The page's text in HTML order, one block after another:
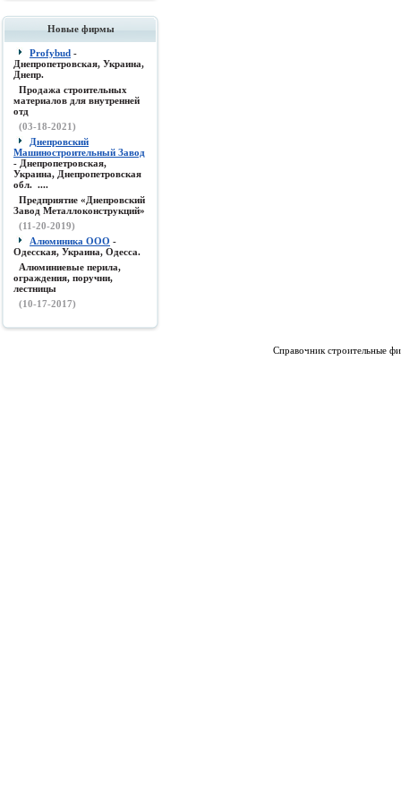
Новые фирмы
Profybud -
Днепропетровская, Украина,
Днепр.
Продажа строительных
материалов для внутренней
отд
(03-18-2021)
Днепровский
Машиностроительный Завод
- Днепропетровская,
Украина, Днепропетровская
обл. ....
Предприятие «Днепровский
Завод Металлоконструкций»
(11-20-2019)
Алюминика ООО -
Одесская, Украина, Одесса.
Алюминиевые перила,
ограждения, поручни,
лестницы
(10-17-2017)
Справочник строительные